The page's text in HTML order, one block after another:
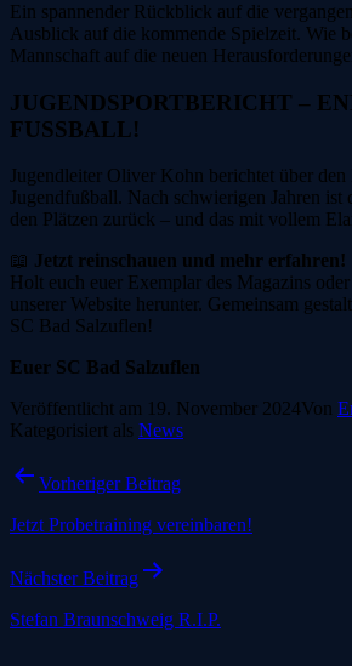
Ein spannender Rückblick auf die
Ausblick auf die kommende Spielzeit. Wie
Mannschaft auf die neuen
JUGENDSPORTBERICHT –
FUSSBALL!
Jugendleiter Oliver Kohn berichtet über den
Jugendfußball. Nach schwierigen Jahren ist
den Plätzen zurück – und das mit vollem
📖 Jetzt reinschauen und mehr erfahren!
Holt euch euer Exemplar des Magazins
unserer Website herunter. Gemeinsam
SC Bad Salzuflen!
Euer SC Bad Salzuflen
Veröffentlicht am 19. November 2024Von
Kategorisiert als News
Beitragsnavigation
Vorheriger Beitrag
Jetzt Probetraining vereinbaren!
Nächster Beitrag
Stefan Braunschweig R.I.P.